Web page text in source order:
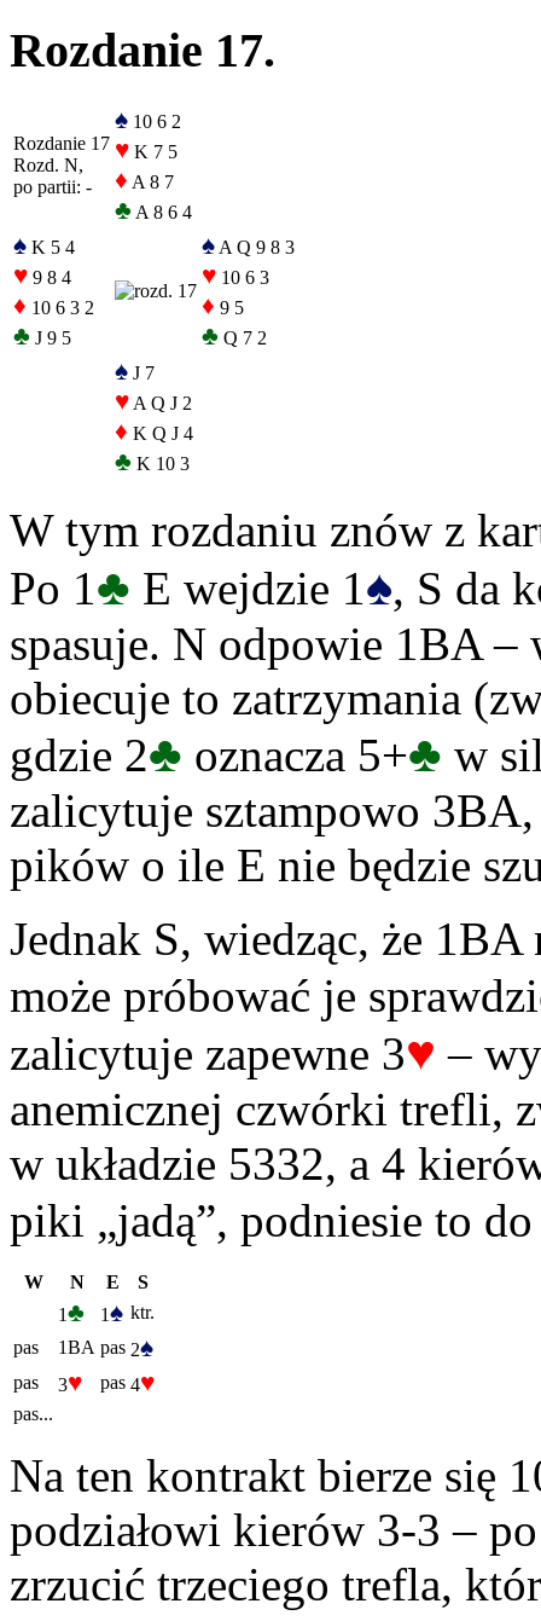
Rozdanie 17.
Rozdanie 17
Rozd. N,
po partii: -
♠ 10 6 2
♥ K 7 5
♦ A 8 7
♣ A 8 6 4
♠ K 5 4
♥ 9 8 4
♦ 10 6 3 2
♣ J 9 5
♠ A Q 9 8 3
♥ 10 6 3
♦ 9 5
♣ Q 7 2
♠ J 7
♥ A Q J 2
♦ K Q J 4
♣ K 10 3
W tym rozdaniu znów z
Po 1 ♣ E wejdzie 1 ♠, S da
spasuje. N odpowie 1BA –
obiecuje to zatrzymania
gdzie 2♣ oznacza 5+♣ w
zalicytuje sztampowo
pików o ile E nie będzie
Jednak S, wiedząc, że
może próbować je
zalicytuje zapewne 3♥ –
anemicznej czwórki trefli,
w układzie 5332, a 4
piki „jadą”, podniesie to
W N E
S
1♣ 1♠ ktr.
pas
1BA pas 2♠
pas 3♥ pas 4♥
pas...
Na ten kontrakt bierze się
podziałowi kierów 3-3 –
zrzucić trzeciego trefla,